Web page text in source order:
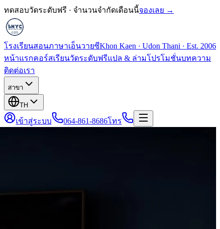
ทดสอบวัดระดับฟรี · จำนวนจำกัดเดือนนี้จองเลย →
โรงเรียนสอนภาษาเอ็นวายซีKhon Kaen · Udon Thani · Est. 2006
หน้าแรกคอร์สเรียนวัดระดับฟรีแปล & ล่ามโปรโมชั่นบทความ
ติดต่อเรา
สาขา
TH
เข้าสู่ระบบ 064-861-8686โทร